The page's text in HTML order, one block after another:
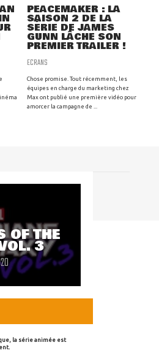
PEACEMAKER : LA
SAISON 2 DE LA
SÉRIE DE JAMES
GUNN LÂCHE SON
PREMIER TRAILER !
ECRANS
Chose promise. Tout récemment, les
équipes en charge du marketing chez
Max ont publié une première vidéo pour
amorcer la campagne de ...
OF THE
3
la série animée est